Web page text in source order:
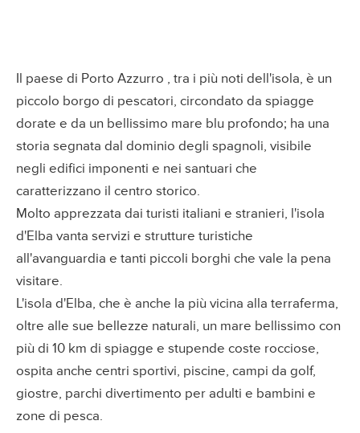
Il paese di Porto Azzurro , tra i più noti dell'isola, è un
piccolo borgo di pescatori, circondato da spiagge
dorate e da un bellissimo mare blu profondo; ha una
storia segnata dal dominio degli spagnoli, visibile
negli edifici imponenti e nei santuari che
caratterizzano il centro storico.
Molto apprezzata dai turisti italiani e stranieri, l'isola
d'Elba vanta servizi e strutture turistiche
all'avanguardia e tanti piccoli borghi che vale la pena
visitare.
L'isola d'Elba, che è anche la più vicina alla terraferma,
oltre alle sue bellezze naturali, un mare bellissimo con
più di 10 km di spiagge e stupende coste rocciose,
ospita anche centri sportivi, piscine, campi da golf,
giostre, parchi divertimento per adulti e bambini e
zone di pesca.